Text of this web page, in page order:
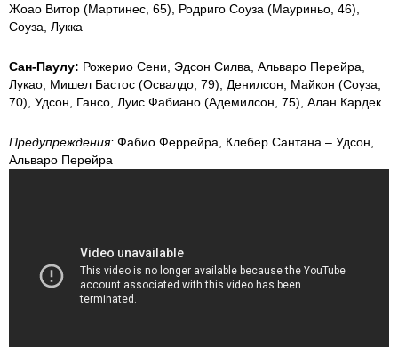
Жоао Витор (Мартинес, 65), Родриго Соуза (Мауриньо, 46),
Соуза, Лукка
Сан-Паулу: Рожерио Сени, Эдсон Силва, Альваро Перейра,
Лукао, Мишел Бастос (Освалдо, 79), Денилсон, Майкон (Соуза,
70), Удсон, Гансо, Луис Фабиано (Адемилсон, 75), Алан Кардек
Предупреждения: Фабио Феррейра, Клебер Сантана – Удсон,
Альваро Перейра